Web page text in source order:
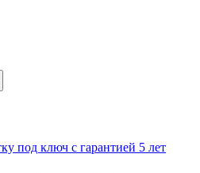
под ключ с гарантией 5 лет